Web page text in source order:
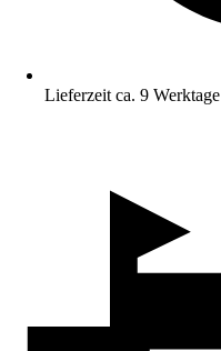
Lieferzeit ca. 9 Werktage